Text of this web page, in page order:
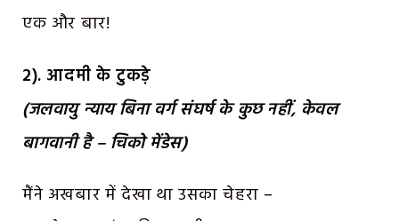
एक और बार!
2). आदमी के टुकड़े
(जलवायु न्याय बिना वर्ग संघर्ष के कुछ नहीं, केवल
बागवानी है – चिको मेंडेस)
मैंने अखबार में देखा था उसका चेहरा –